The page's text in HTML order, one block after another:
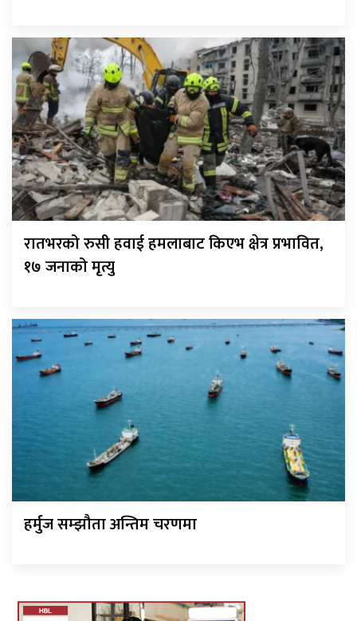
रातभरको रुसी हवाई हमलाबाट किएभ क्षेत्र प्रभावित,
१७ जनाको मृत्यु
हर्मुज सम्झौता अन्तिम चरणमा